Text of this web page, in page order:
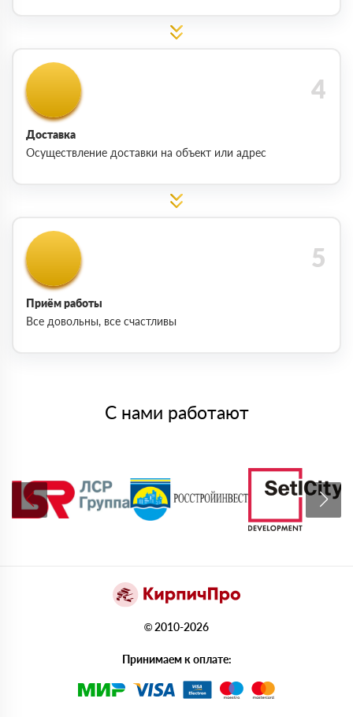
Доставка
Осуществление доставки на объект или адрес
Приём работы
Все довольны, все счастливы
С нами работают
© 2010-2026
Принимаем к оплате: